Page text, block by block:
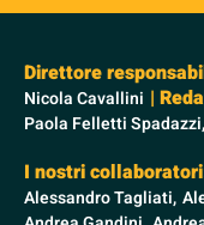
Direttore
Nicola Cavallini |
Paola Felletti Spadazzi,
I nostri
Alessandro Tagliati,